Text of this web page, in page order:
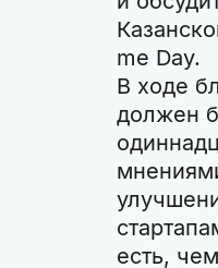
me Day.
В ходе
должен
есть,